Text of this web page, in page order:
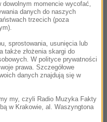
Nord Stream.
prawie 70
okrętów i dronu
śledczy przekazali,
do wybuchów" oraz
momencie wycofać,
danych do naszych
trzecich (poza
sprostowania, usunięcia lub
także złożenia skargi do
W polityce prywatności
prawa. Szczegółowe
danych znajdują się w
my, czyli Radio Muzyka Fakty
w Krakowie, al. Waszyngtona